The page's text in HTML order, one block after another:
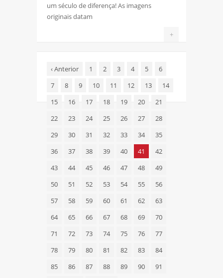
um século de diferença! As imagens
originais datam
+
‹Anterior 1 2 3 4 5
6
7
8 9 10 11 12 13
14
15
16 17 18 19 20
21
22
23 24 25 26 27
28
29
30 31 32 33 34
35
36
37 38 39 40 41
42
43
44 45 46 47 48
49
50
51 52 53 54 55
56
57
58 59 60 61 62
63
64
65 66 67 68 69
70
71
72 73 74 75 76
77
78
79 80 81 82 83
84
85
86 87 88 89 90
91